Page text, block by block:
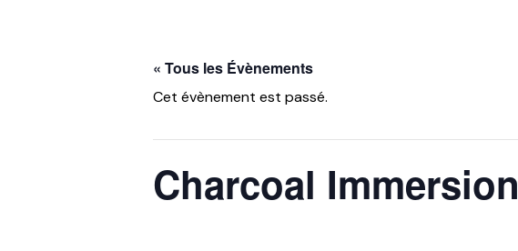
« Tous les Évènements
Cet évènement est passé.
Charcoal Immersion